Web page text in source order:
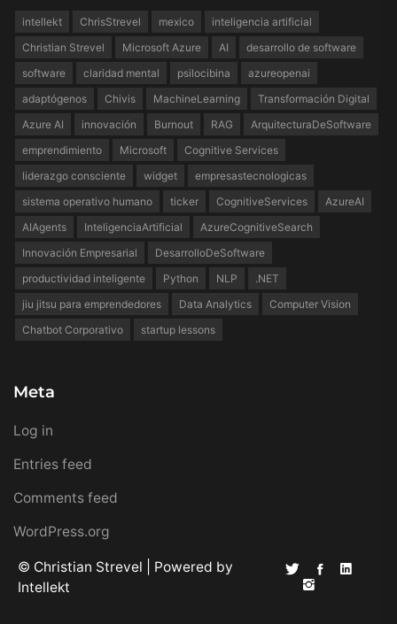
intellekt ChrisStrevel mexico
inteligencia artificial
Christian Strevel
Microsoft Azure AI
desarrollo de software
software
claridad mental psilocibina
azureopenai
adaptógenos
Chivis MachineLearning
Transformación Digital
Azure AI
innovación Burnout RAG
ArquitecturaDeSoftware
emprendimiento
Microsoft
Cognitive Services
liderazgo consciente
widget
empresastecnologicas
sistema operativo humano
ticker CognitiveServices
AzureAI
AIAgents
InteligenciaArtificial
AzureCognitiveSearch
Innovación Empresarial
DesarrolloDeSoftware
productividad inteligente
Python NLP
.NET
jiu jitsu para emprendedores
Data Analytics
Computer Vision
Chatbot Corporativo
startup lessons
Meta
Log in
Entries feed
Comments feed
WordPress.org
© Christian Strevel | Powered by
Intellekt